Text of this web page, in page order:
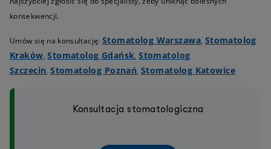
konsekwencji.
Umów się na konsultację: Stomatolog Warszawa, Stomatolog
Kraków,Stomatolog Gdańsk,Stomatolog
Szczecin,Stomatolog Poznań, Stomatolog Katowice
Konsultacja stomatologiczna